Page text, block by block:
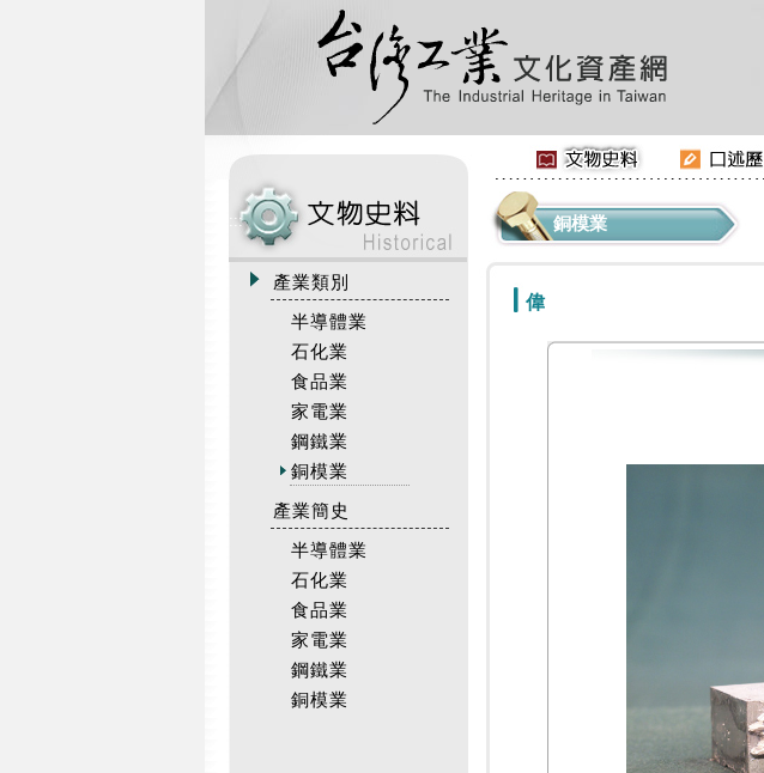
:::
產業類別
半導體業
石化業
食品業
家電業
鋼鐵業
銅模業
產業簡史
半導體業
石化業
食品業
家電業
鋼鐵業
銅模業
銅模業
偉